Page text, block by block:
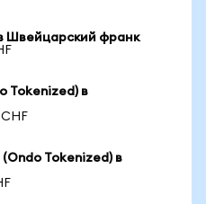
Швейцарский франк
Tokenized) в
(Ondo Tokenized) в